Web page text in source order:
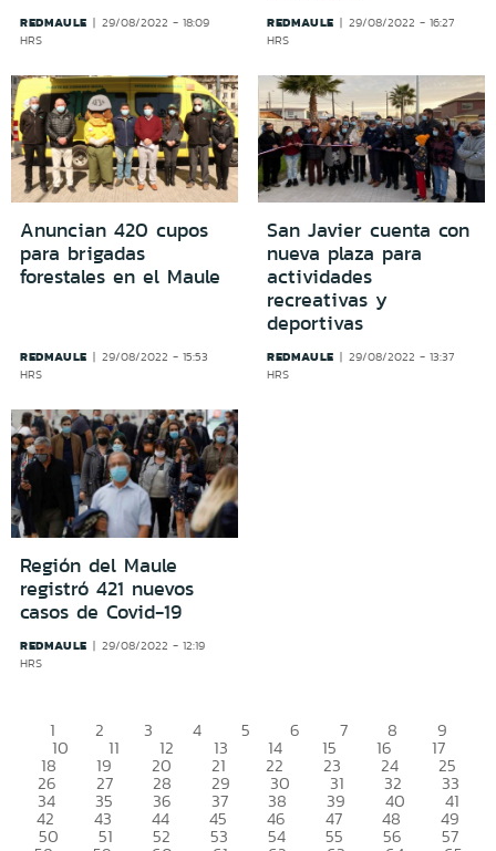
REDMAULE
29/08/2022 - 18:09
HRS
REDMAULE
29/08/2022 - 16:27
HRS
Anuncian 420 cupos
para brigadas
forestales en el Maule
REDMAULE
29/08/2022 - 15:53
HRS
San Javier cuenta con
nueva plaza para
actividades
recreativas y
deportivas
REDMAULE
29/08/2022 - 13:37
HRS
Región del Maule
registró 421 nuevos
casos de Covid-19
REDMAULE
29/08/2022 - 12:19
HRS
1 2 3 4 5 6 7 8 9
10 11 12 13 14 15 16 17
18 19 20 21 22 23 24 25
26 27 28 29 30 31 32 33
34 35 36 37 38 39 40 41
42 43 44 45 46 47 48 49
50 51 52 53 54 55 56 57